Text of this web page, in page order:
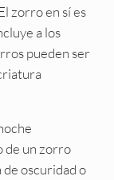
zorro en sí es
a los
pueden ser
de un zorro
oscuridad o